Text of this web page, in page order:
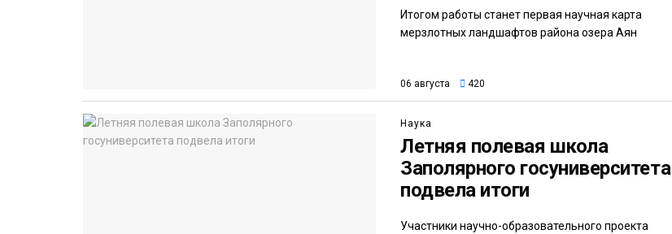
Итогом работы станет первая научная карта
мерзлотных ландшафтов района озера Аян
06 августа 420
Наука
Летняя полевая школа
Заполярного госуниверситета
подвела итоги
Участники научно-образовательного проекта